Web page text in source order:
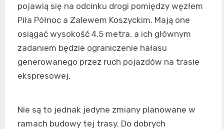
pojawią się na odcinku drogi pomiędzy węzłem
Piła Północ a Zalewem Koszyckim. Mają one
osiągać wysokość 4,5 metra, a ich głównym
zadaniem będzie ograniczenie hałasu
generowanego przez ruch pojazdów na trasie
ekspresowej.
Nie są to jednak jedyne zmiany planowane w
ramach budowy tej trasy. Do dobrych